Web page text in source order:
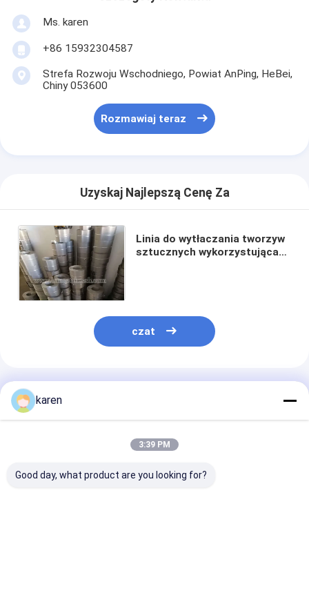
Ms. karen
+86 15932304587
Strefa Rozwoju Wschodniego, Powiat AnPing, HeBei,
Chiny 053600
Rozmawiaj teraz
Uzyskaj Najlepszą Cenę Za
Linia do wytłaczania tworzyw
sztucznych wykorzystująca
czat
Polecane Produkty
karen
3:39 PM
Good day, what product are you looking for?